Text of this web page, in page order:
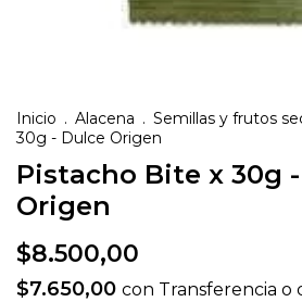
Inicio . Alacena . Semillas y frutos
30g - Dulce Origen
Pistacho Bite x 30g
Origen
$8.500,00
$7.650,00 con Transferencia o